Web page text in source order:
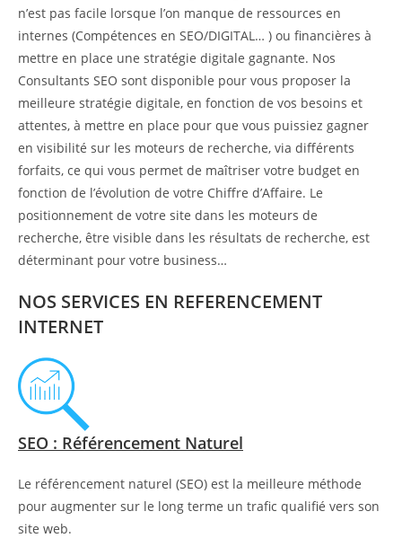
n’est pas facile lorsque l’on manque de ressources en
internes (Compétences en SEO/DIGITAL… ) ou financières à
mettre en place une stratégie digitale gagnante. Nos
Consultants SEO sont disponible pour vous proposer la
meilleure stratégie digitale, en fonction de vos besoins et
attentes, à mettre en place pour que vous puissiez gagner
en visibilité sur les moteurs de recherche, via différents
forfaits, ce qui vous permet de maîtriser votre budget en
fonction de l’évolution de votre Chiffre d’Affaire. Le
positionnement de votre site dans les moteurs de
recherche, être visible dans les résultats de recherche, est
déterminant pour votre business…
NOS SERVICES EN REFERENCEMENT
INTERNET
SEO : Référencement Naturel
Le référencement naturel (SEO) est la meilleure méthode
pour augmenter sur le long terme un trafic qualifié vers son
site web.